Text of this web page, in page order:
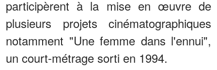
participèrent à la mise en œuvre de
plusieurs projets cinématographiques
notamment "Une femme dans l'ennui",
un court-métrage sorti en 1994.